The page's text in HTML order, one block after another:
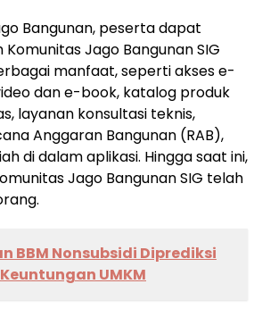
Bangunan, peserta dapat
Jago Bangunan SIG
manfaat, seperti akses e-
dan e-book, katalog produk
layanan konsultasi teknis,
Anggaran Bangunan (RAB),
di dalam aplikasi. Hingga saat ini,
Jago Bangunan SIG telah
BBM Nonsubsidi Diprediksi
UMKM